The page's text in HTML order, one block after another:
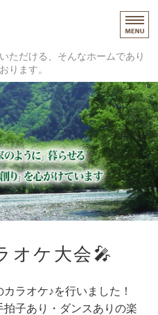
りの里・ゆかりあさ風｜青森県黒
ただける、そんなホームであり
ります。
オケ大会🎤
ラオケ♪を行いました！
子あり・ダンスありの楽